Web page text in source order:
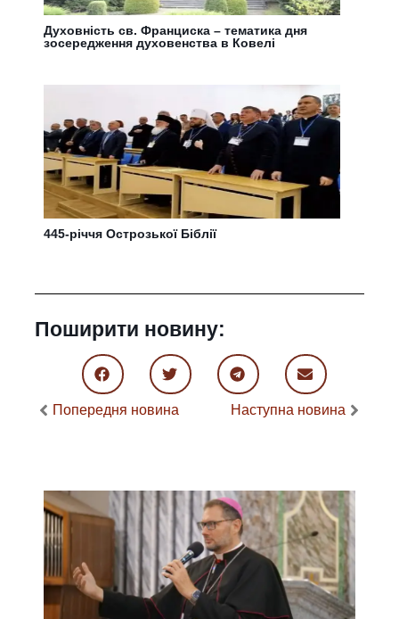
Духовність св. Франциска – тематика дня
зосередження духовенства в Ковелі
445-річчя Острозької Біблії
Поширити новину:
Попередня новина Наступна новина